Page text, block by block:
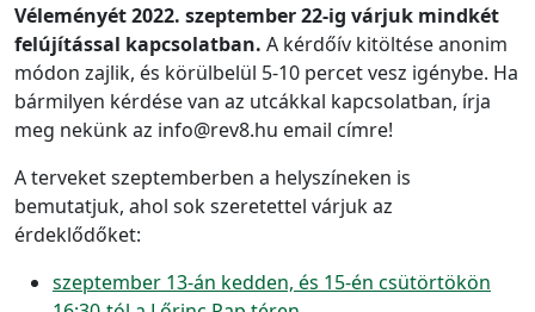
Véleményét 2022. szeptember 22-ig várjuk mindkét
felújítással kapcsolatban. A kérdőív kitöltése anonim
módon zajlik, és körülbelül 5-10 percet vesz igénybe. Ha
bármilyen kérdése van az utcákkal kapcsolatban, írja
meg nekünk az info@rev8.hu email címre!
A terveket szeptemberben a helyszíneken is
bemutatjuk, ahol sok szeretettel várjuk az
érdeklődőket:
szeptember 13-án kedden, és 15-én csütörtökön